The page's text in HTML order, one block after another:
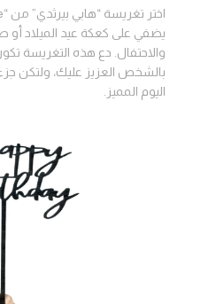
يضفي على كعكة عيد الميلاد أو
والاحتفال. دع هذه التغريسة
بالشخص العزيز عليك، ولتكن
اليوم المميز.